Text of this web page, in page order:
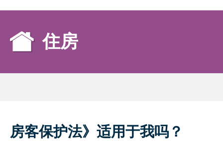
住房
房客保护法》适用于我吗？